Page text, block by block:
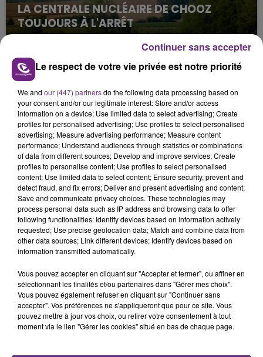
LA CENTRALE NUCLÉAIRE DE CHOOZ
TOUJOURS À L'ARRÊT
Cela fait déjà une semaine que la centrale
nucléaire ardennaise est à l'arrêt. Une situation
justifiée par la sécheresse intense qui est toujours
présente.
LE MAGASIN JOUÉCLUB DE REIMS FERME
SES PORTES
C'était l'une des institutions du centre-ville
rémois. Le magasin JouéClub est contraint de
fermer ses portes.
TITRES DIFFUSÉS
Le respect de votre vie privée est notre priorité
We and our (447) partnersdo the following data processing based on
your consent and/or our legitimate interest: Store and/or access
information on a device; Use limited data to select advertising; Create
profiles for personalised advertising; Use profiles to select personalised
advertising; Measure advertising performance; Measure content
performance; Understand audiences through statistics or combinations
of data from different sources; Develop and improve services; Create
profiles to personalise content; Use profiles to select personalised
content; Use limited data to select content; Ensure security, prevent and
detect fraud, and fix errors; Deliver and present advertising and content;
Save and communicate privacy choices. These technologies may
process personal data such as IP address and browsing data to offer
following functionalities: Identify devices based on information actively
requested; Use precise geolocation data; Match and combine data from
other data sources; Link different devices; Identify devices based on
information transmitted automatically.
Vous pouvez accepter en cliquant sur "Accepter et fermer", ou affiner en
sélectionnant les finalités et/ou partenaires dans "Gérer mes choix".
Vous pouvez également refuser en cliquant sur "Continuer sans
accepter". Vos préférences ne s'appliqueront que pour ce site. Vous
pouvez mettre à jour vos choix, ou retirer votre consentement à tout
moment via le lien "Gérer les cookies" situé en bas de chaque page.
Continuer sans accepter